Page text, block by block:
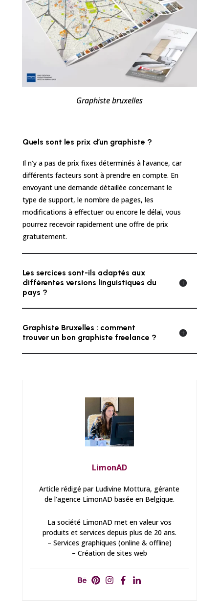
Graphiste bruxelles
Quels sont les prix d’un graphiste ?
Il n’y a pas de prix fixes déterminés à l’avance, car
différents facteurs sont à prendre en compte. En
envoyant une demande détaillée concernant le
type de support, le nombre de pages, les
modifications à effectuer ou encore le délai, vous
pourrez recevoir rapidement une offre de prix
gratuitement.
Les sercices sont-ils adaptés aux
différentes versions linguistiques du
pays ?
Graphiste Bruxelles : comment
trouver un bon graphiste freelance ?
LimonAD
Article rédigé par Ludivine Mottura, gérante
de l’agence LimonAD basée en Belgique.
La société LimonAD met en valeur vos
produits et services depuis plus de 20 ans.
– Services graphiques (online & offline)
– Création de sites web